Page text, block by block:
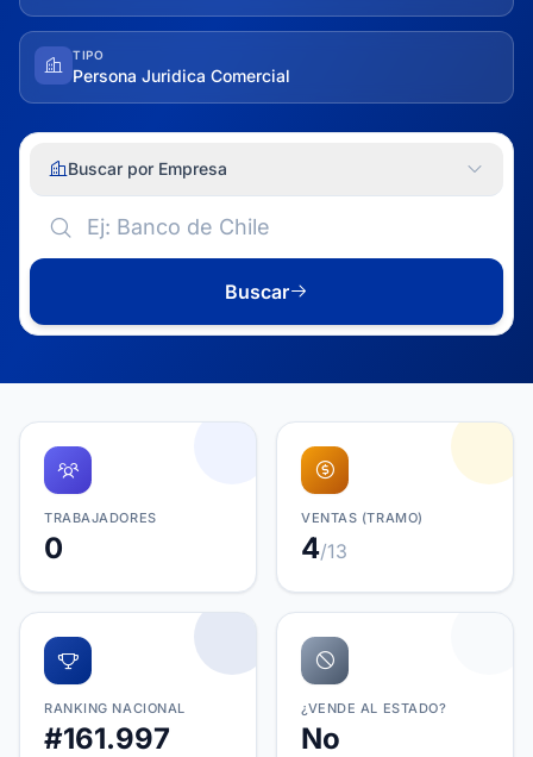
TIPO
Persona Juridica Comercial
Buscar por Empresa
Buscar
TRABAJADORES
0
VENTAS (TRAMO)
4/13
RANKING NACIONAL
#161.997
¿VENDE AL ESTADO?
No